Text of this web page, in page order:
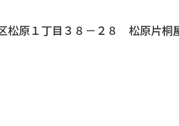
松原１丁目３８－２８ 松原片桐